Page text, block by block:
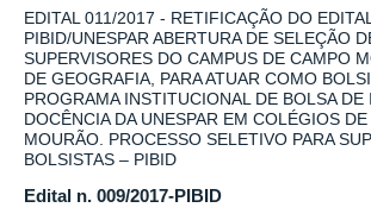
EDITAL 011/2017 - RETIFICAÇÃO DO
PIBID/UNESPAR ABERTURA DE SELEÇÃO
SUPERVISORES DO CAMPUS DE CAMPO
DE GEOGRAFIA, PARA ATUAR COMO
PROGRAMA INSTITUCIONAL DE BOLSA DE
DOCÊNCIA DA UNESPAR EM COLÉGIOS
MOURÃO. PROCESSO SELETIVO PARA
BOLSISTAS – PIBID
Edital n. 009/2017-PIBID